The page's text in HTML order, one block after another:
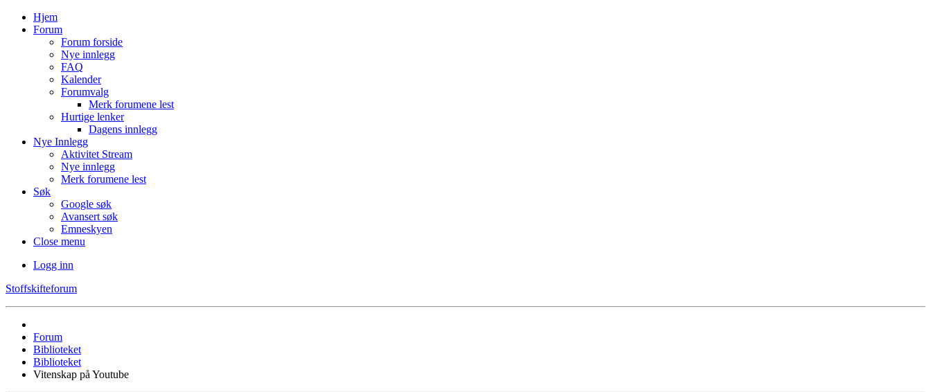
Hjem
Forum
Forum forside
Nye innlegg
FAQ
Kalender
Forumvalg
Merk forumene lest
Hurtige lenker
Dagens innlegg
Nye Innlegg
Aktivitet Stream
Nye innlegg
Merk forumene lest
Søk
Google søk
Avansert søk
Emneskyen
Close menu
Logg inn
Stoffskifteforum
Forum
Biblioteket
Biblioteket
Vitenskap på Youtube